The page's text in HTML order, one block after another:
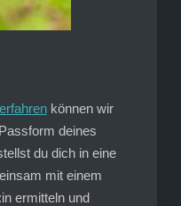
können wir
deines
du dich in eine
mit einem
ermitteln und